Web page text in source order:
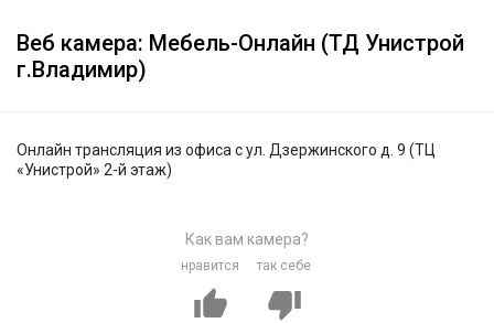
Веб камера: Мебель-Онлайн (ТД Унистрой
г.Владимир)
Онлайн трансляция из офиса с ул. Дзержинского д. 9 (ТЦ
«Унистрой» 2-й этаж)
Как вам камера?
нравится так себе